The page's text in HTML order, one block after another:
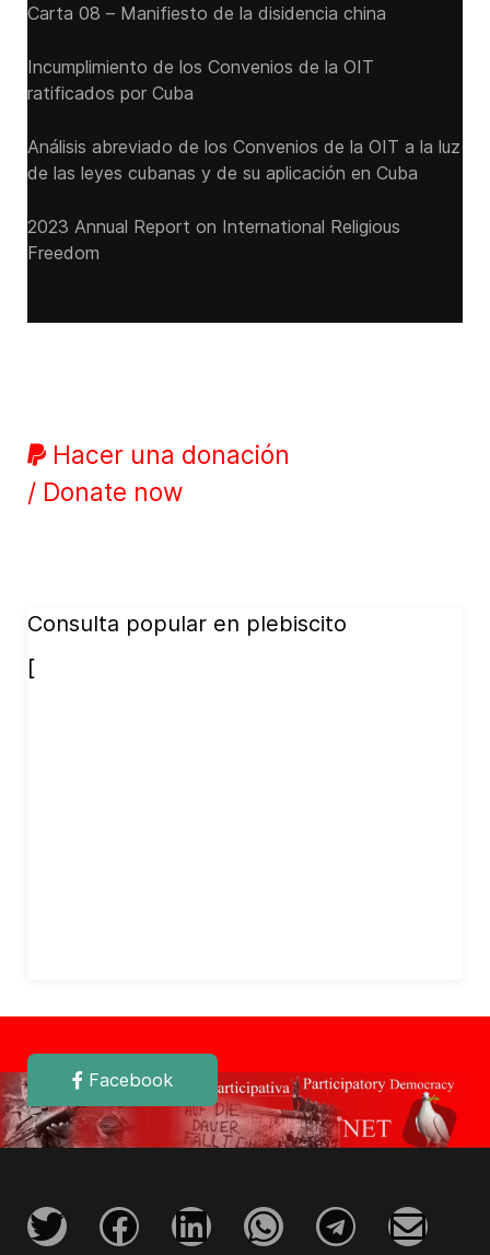
Carta 08 – Manifiesto de la disidencia china
Incumplimiento de los Convenios de la OIT
ratificados por Cuba
Análisis abreviado de los Convenios de la OIT a la luz
de las leyes cubanas y de su aplicación en Cuba
2023 Annual Report on International Religious
Freedom
Hacer una donación
/ Donate now
Consulta popular en plebiscito
[
Facebook